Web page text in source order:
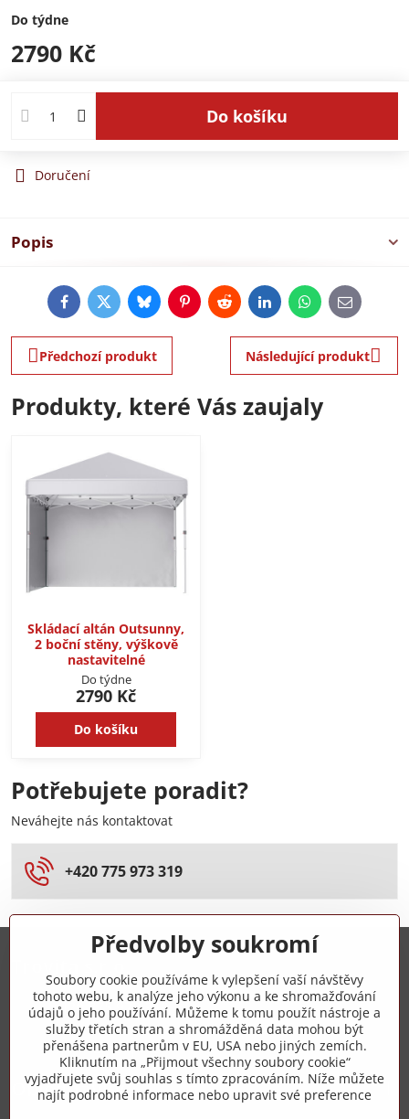
Do týdne
2790 Kč
Do košíku
Doručení
Popis
FacebookTwitterBlueskyPinterestRedditLinkedInWhatsApp
E-
mail
Předchozí produkt Následující produkt
Produkty, které Vás zaujaly
Skládací altán Outsunny,
2 boční stěny, výškově
nastavitelné
Do týdne
2790 Kč
Do košíku
Potřebujete poradit?
Neváhejte nás kontaktovat
+420 775 973 319
+420 775 973 319
info​@zipzop​.cz
Objednávky
Předvolby soukromí
Soubory cookie používáme k vylepšení vaší návštěvy
tohoto webu, k analýze jeho výkonu a ke shromažďování
údajů o jeho používání. Můžeme k tomu použít nástroje a
služby třetích stran a shromážděná data mohou být
přenášena partnerům v EU, USA nebo jiných zemích.
Kliknutím na „Přijmout všechny soubory cookie“
vyjadřujete svůj souhlas s tímto zpracováním. Níže můžete
najít podrobné informace nebo upravit své preference